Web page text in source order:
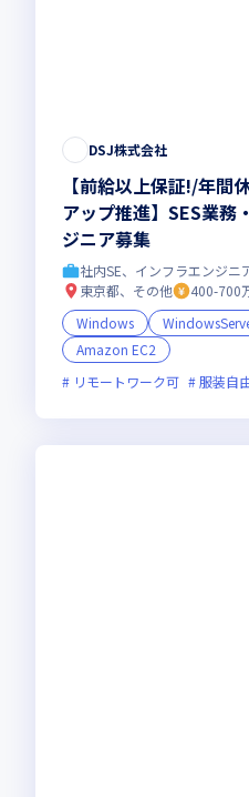
DSJ株式会社
【前給以上保証!/年間
アップ推進】SES業務
ジニア募集
社内SE、インフラエンジニ
東京都、その他
400-700
Windows
Amazon EC2
リモートワーク可
服装自